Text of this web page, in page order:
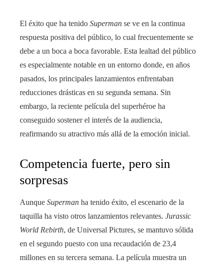
El éxito que ha tenido Superman se ve en la continua
respuesta positiva del público, lo cual frecuentemente se
debe a un boca a boca favorable. Esta lealtad del público
es especialmente notable en un entorno donde, en años
pasados, los principales lanzamientos enfrentaban
reducciones drásticas en su segunda semana. Sin
embargo, la reciente película del superhéroe ha
conseguido sostener el interés de la audiencia,
reafirmando su atractivo más allá de la emoción inicial.
Competencia fuerte, pero sin
sorpresas
Aunque Superman ha tenido éxito, el escenario de la
taquilla ha visto otros lanzamientos relevantes. Jurassic
World Rebirth, de Universal Pictures, se mantuvo sólida
en el segundo puesto con una recaudación de 23,4
millones en su tercera semana. La película muestra un